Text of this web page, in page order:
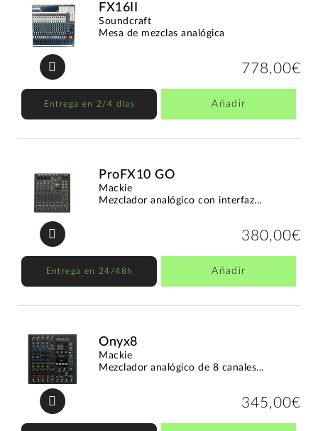
FX16II
Soundcraft
Mesa de mezclas analógica
778,00€
Entrega en 2/4 días Añadir
ProFX10 GO
Mackie
Mezclador analógico con interfaz...
380,00€
Entrega en 24/48h Añadir
Onyx8
Mackie
Mezclador analógico de 8 canales...
345,00€